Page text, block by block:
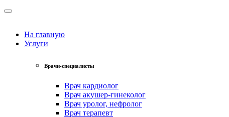
На главную
Услуги
Врачи-специалисты
Врач кардиолог
Врач акушер-гинеколог
Врач уролог, нефролог
Врач терапевт